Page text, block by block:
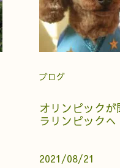
ブログ
オリンピック
ラリンピックへ
2021/08/21